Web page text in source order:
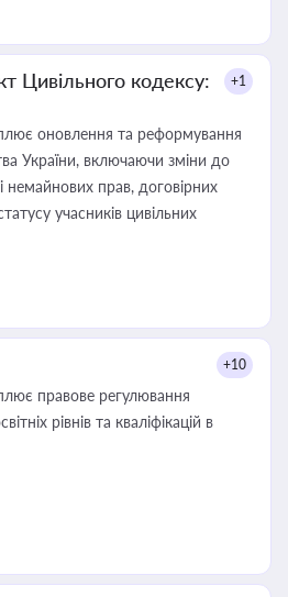
Цивільного кодексу:
+1
оновлення та реформування
України, включаючи зміни до
немайнових прав, договірних
учасників цивільних
+10
правове регулювання
рівнів та кваліфікацій в